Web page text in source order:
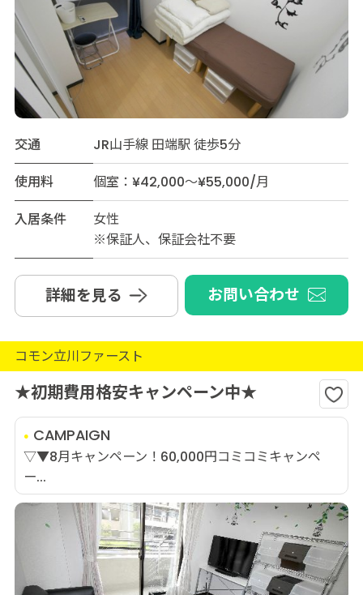
交通
JR山手線 田端駅 徒歩5分
使用料
個室：¥42,000～¥55,000/月
入居条件
女性
※保証人、保証会社不要
詳細を見る お問い合わせ
コモン立川ファースト
★初期費用格安キャンペーン中★
CAMPAIGN
▽▼8月キャンペーン！60,000円コミコミキャンペ
ー...